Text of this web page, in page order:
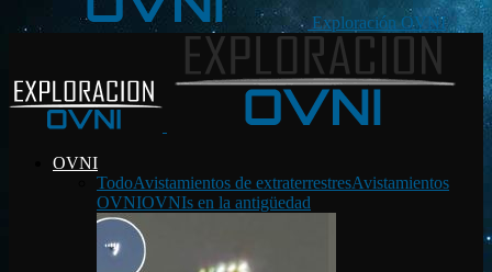
Exploración OVNI
OVNI
TodoAvistamientos de extraterrestresAvistamientos
OVNIOVNIs en la antigüedad